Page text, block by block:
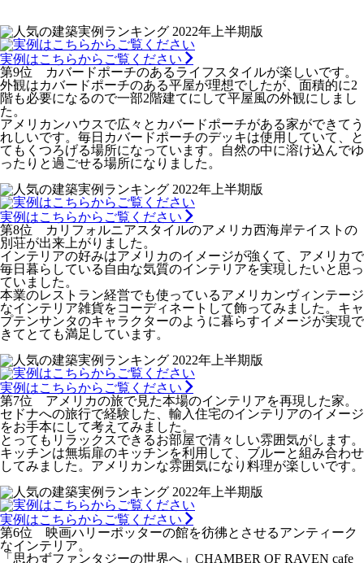
実例はこちらからご覧ください
第9位 カバードポーチのあるライフスタイルが楽しいです。
外観はカバードポーチのある平屋が理想でしたが、面積的に2
階も必要になるので一部2階建てにして平屋風の外観にしまし
た。
アメリカンハウスで広々とカバードポーチがある家ができてう
れしいです。毎日カバードポーチのデッキは使用していて、と
てもくつろげる場所になっています。自然の中に溶け込んでゆ
ったりと過ごせる場所になりました。
実例はこちらからご覧ください
第8位 カリフォルニアスタイルのアメリカ西海岸テイストの
別荘が出来上がりました。
インテリアの好みはアメリカのイメージが強くて、アメリカで
毎日暮らしている自由な気質のインテリアを実現したいと思っ
ていました。
本業のレストラン経営でも使っているアメリカンヴィンテージ
なインテリア雑貨をコーディネートして飾ってみました。キャ
プテンサンタのキャラクターのように暮らすイメージが実現で
きてとても満足しています。
実例はこちらからご覧ください
第7位 アメリカの旅で見た本場のインテリアを再現した家。
セドナへの旅行で経験した、輸入住宅のインテリアのイメージ
をお手本にして考えてみました。
とってもリラックスできるお部屋で清々しい雰囲気がします。
キッチンは無垢扉のキッチンを利用して、ブルーと組み合わせ
してみました。アメリカンな雰囲気になり料理が楽しいです。
実例はこちらからご覧ください
第6位 映画ハリーポッターの館を彷彿とさせるアンティーク
なインテリア。
「思わずファンタジーの世界へ」CHAMBER OF RAVEN cafe